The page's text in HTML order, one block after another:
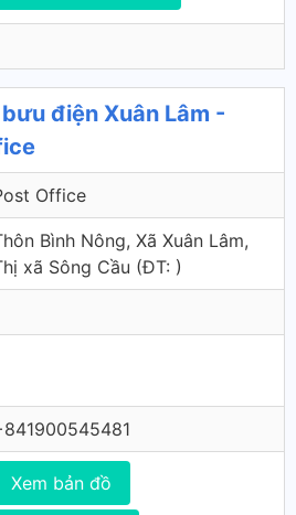
điện Xuân Lâm -
Office
Bình Nông, Xã Xuân Lâm,
xã Sông Cầu (ÐT: )
Xem bản đồ